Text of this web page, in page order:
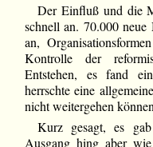
Der Einfluß und die
schnell an. 70.000 neue
an,
Kontrolle der
Entstehen, es fand
herrschte eine
nicht weitergehen
Kurz gesagt, es
Ausgang hing aber